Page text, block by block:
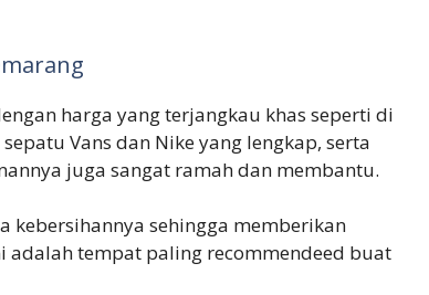
harga yang terjangkau khas seperti di
Vans dan Nike yang lengkap, serta
juga sangat ramah dan membantu.
kebersihannya sehingga memberikan
adalah tempat paling recommendeed buat